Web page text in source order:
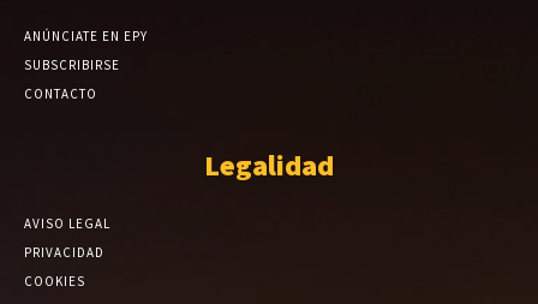
ANÚNCIATE EN EPY
SUBSCRIBIRSE
CONTACTO
Legalidad
AVISO LEGAL
PRIVACIDAD
COOKIES